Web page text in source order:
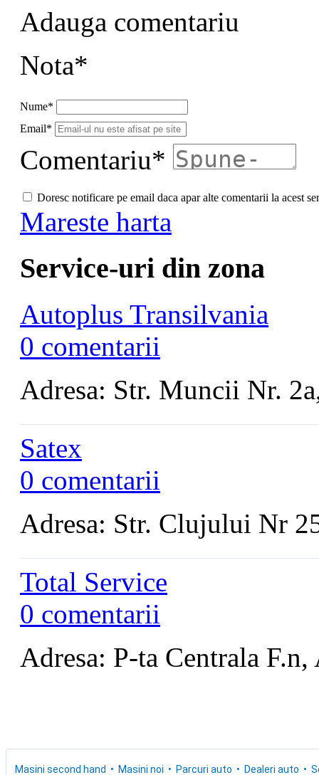
Adauga comentariu
Nota*
Nume*
Email*
Comentariu*
Doresc notificare pe email daca apar alte comentarii la acest
Mareste harta
Service-uri din zona
Autoplus Transilvania
0 comentarii
Adresa: Str. Muncii Nr.
Satex
0 comentarii
Adresa: Str. Clujului Nr
Total Service
0 comentarii
Adresa: P-ta Centrala
Masini second hand Masini noi Parcuri auto Dealeri auto